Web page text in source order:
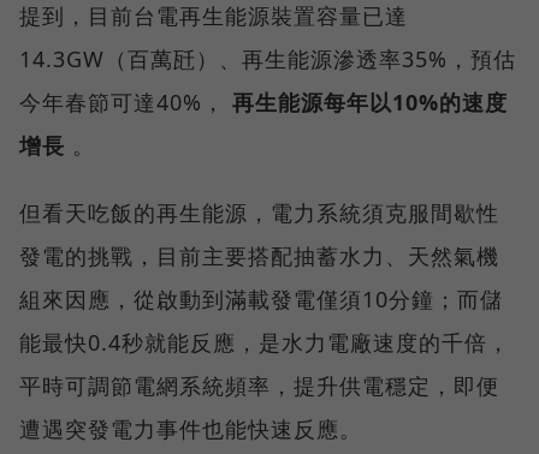
提到，目前台電再生能源裝置容量已達
14.3GW（百萬瓩）、再生能源滲透率35%，預估
今年春節可達40%， 再生能源每年以10%的速度
增長 。
但看天吃飯的再生能源，電力系統須克服間歇性
發電的挑戰，目前主要搭配抽蓄水力、天然氣機
組來因應，從啟動到滿載發電僅須10分鐘；而儲
能最快0.4秒就能反應，是水力電廠速度的千倍，
平時可調節電網系統頻率，提升供電穩定，即便
遭遇突發電力事件也能快速反應。